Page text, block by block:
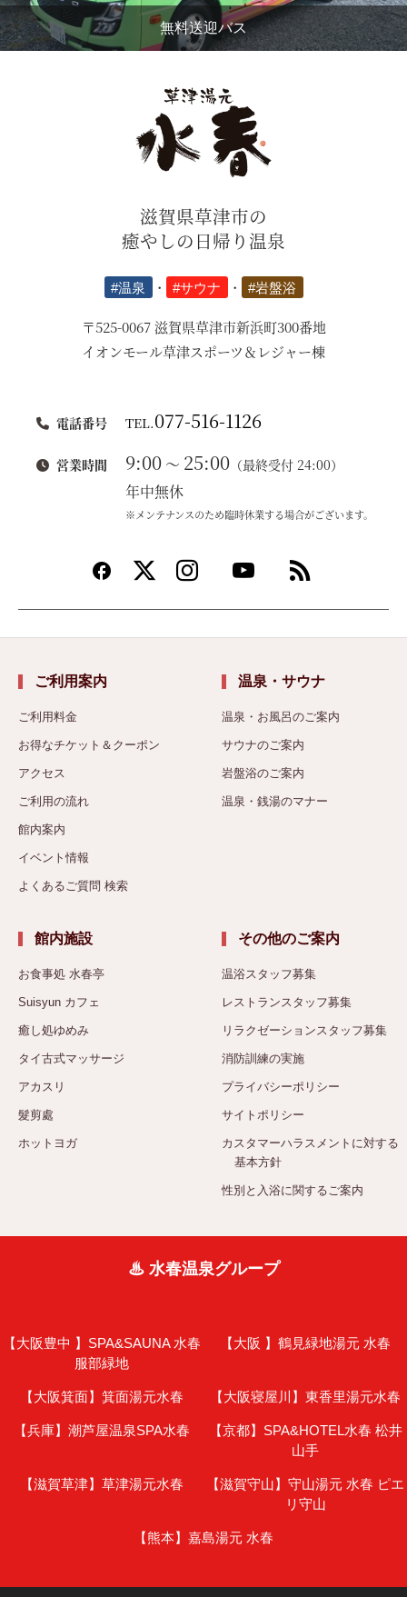
無料送迎バス
滋賀県草津市の
癒やしの日帰り温泉
#温泉 ・ #サウナ ・ #岩盤浴
〒525-0067 滋賀県草津市新浜町300番地
イオンモール草津スポーツ＆レジャー棟
電話番号 TEL.077-516-1126
営業時間 9:00 ～ 25:00 （最終受付 24:00）
年中無休
※メンテナンスのため臨時休業する場合がございます。
ご利用案内
ご利用料金
お得なチケット＆クーポン
アクセス
ご利用の流れ
館内案内
イベント情報
よくあるご質問 検索
温泉・サウナ
温泉・お風呂のご案内
サウナのご案内
岩盤浴のご案内
温泉・銭湯のマナー
館内施設
お食事処 水春亭
Suisyun カフェ
癒し処ゆめみ
タイ古式マッサージ
アカスリ
髮剪處
ホットヨガ
その他のご案内
温浴スタッフ募集
レストランスタッフ募集
リラクゼーションスタッフ募集
消防訓練の実施
プライバシーポリシー
サイトポリシー
カスタマーハラスメントに対する
基本方針
性別と入浴に関するご案内
♨ 水春温泉グループ
【大阪豊中 】 SPA&SAUNA 水春
服部緑地
【大阪 】 鶴見緑地湯元 水春
【大阪箕面】 箕面湯元水春 【大阪寝屋川】 東香里湯元水春
【兵庫】 潮芦屋温泉SPA水春 【京都】 SPA&HOTEL水春 松井
山手
【滋賀草津】 草津湯元水春 【滋賀守山】 守山湯元 水春 ピエ
リ守山
【熊本】 嘉島湯元 水春